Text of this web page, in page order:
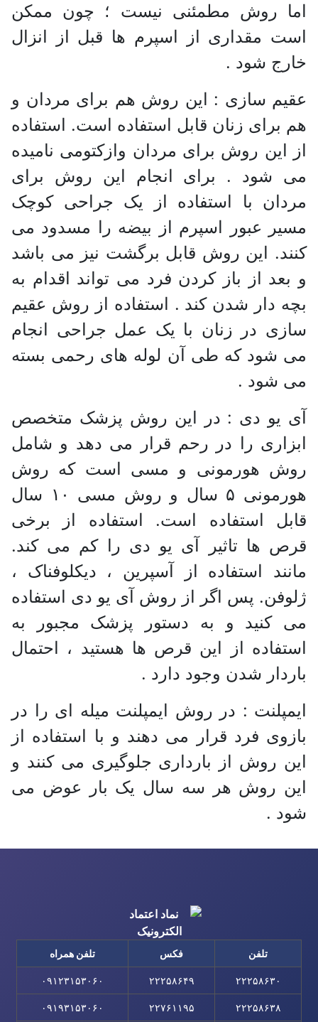
اما روش مطمئنی نیست ؛ چون ممکن
است مقداری از اسپرم ها قبل از انزال
خارج شود .
عقیم سازی : این روش هم برای مردان و
هم برای زنان قابل استفاده است. استفاده
از این روش برای مردان وازکتومی نامیده
می شود . برای انجام این روش برای
مردان با استفاده از یک جراحی کوچک
مسیر عبور اسپرم از بیضه را مسدود می
کنند. این روش قابل برگشت نیز می باشد
و بعد از باز کردن فرد می تواند اقدام به
بچه دار شدن کند . استفاده از روش عقیم
سازی در زنان با یک عمل جراحی انجام
می شود که طی آن لوله های رحمی بسته
می شود .
آی یو دی : در این روش پزشک متخصص
ابزاری را در رحم قرار می دهد و شامل
روش هورمونی و مسی است که روش
هورمونی ۵ سال و روش مسی ۱۰ سال
قابل استفاده است. استفاده از برخی
قرص ها تاثیر آی یو دی را کم می کند.
مانند استفاده از آسپرین ، دیکلوفناک ،
ژلوفن. پس اگر از روش آی یو دی استفاده
می کنید و به دستور پزشک مجبور به
استفاده از این قرص ها هستید ، احتمال
باردار شدن وجود دارد .
ایمپلنت : در روش ایمپلنت میله ای را در
بازوی فرد قرار می دهند و با استفاده از
این روش از بارداری جلوگیری می کنند و
این روش هر سه سال یک بار عوض می
شود .
تلفن فکس تلفن همراه
۲۲۲۵۸۶۳۰ ۲۲۲۵۸۶۴۹ ۰۹۱۲۳۱۵۳۰۶۰
۲۲۲۵۸۶۳۸ ۲۲۷۶۱۱۹۵ ۰۹۱۹۳۱۵۳۰۶۰